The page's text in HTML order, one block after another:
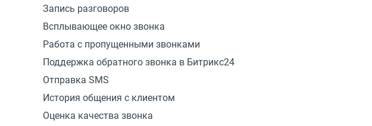
Запись разговоров
Всплывающее окно звонка
Работа с пропущенными звонками
Поддержка обратного звонка в Битрикс24
Отправка SMS
История общения с клиентом
Оценка качества звонка